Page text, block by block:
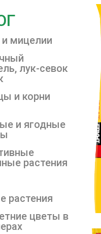
мицелии
лук-севок
и корни
и ягодные
растения
растения
цветы в